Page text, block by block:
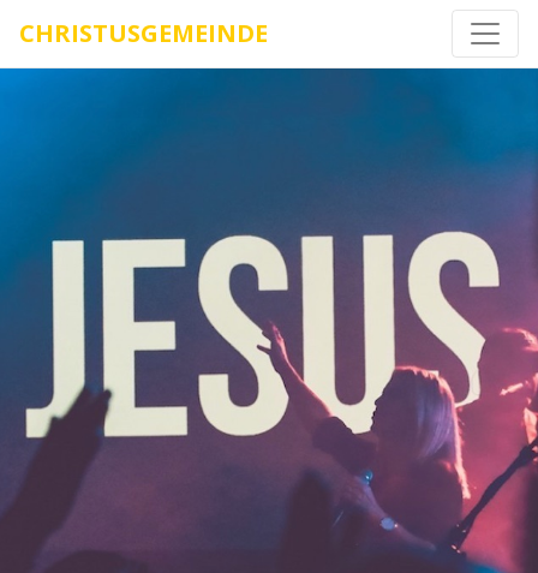
CHRISTUSGEMEINDE